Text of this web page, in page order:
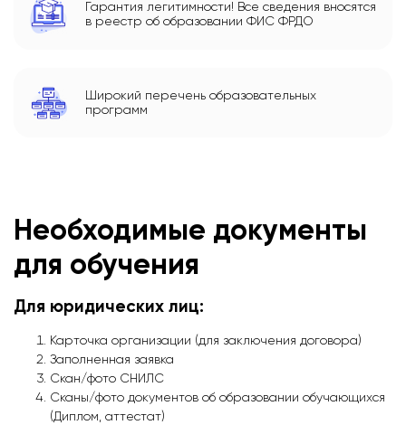
Гарантия легитимности! Все сведения вносятся
в реестр об образовании ФИС ФРДО
Широкий перечень образовательных
программ
Необходимые документы
для обучения
Для юридических лиц:
Карточка организации (для заключения договора)
Заполненная заявка
Скан/фото СНИЛС
Сканы/фото документов об образовании обучающихся
(Диплом, аттестат)